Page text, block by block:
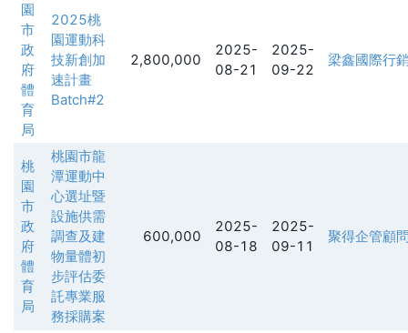
園
市
政
府
體
育
局
2025桃
園運動科
技新創加
速計畫
Batch#2
2,800,000
2025-
08-21
2025-
09-22
梁鑫國際行
桃
園
市
政
府
體
育
局
桃園市龍
潭運動中
心選址暨
設施供需
調查及建
物量體初
步評估委
託專業服
務採購案
600,000
2025-
08-18
2025-
09-11
聚得企管顧